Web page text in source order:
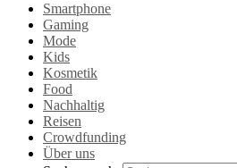
Smartphone
Gaming
Mode
Kids
Kosmetik
Food
Nachhaltig
Reisen
Crowdfunding
Über uns